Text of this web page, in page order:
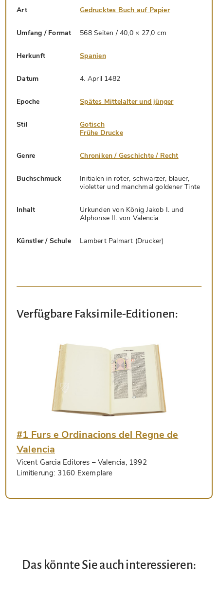
Art Gedrucktes Buch auf Papier
Umfang / Format 568 Seiten / 40,0 × 27,0 cm
Herkunft Spanien
Datum 4. April 1482
Epoche Spätes Mittelalter und jünger
Stil
Gotisch
Frühe Drucke
Genre Chroniken / Geschichte / Recht
Buchschmuck
Initialen in roter, schwarzer, blauer,
violetter und manchmal goldener Tinte
Inhalt
Urkunden von König Jakob I. und
Alphonse II. von Valencia
Künstler / Schule Lambert Palmart (Drucker)
Verfügbare Faksimile-Editionen:
#1 Furs e Ordinacions del Regne de
Valencia
Vicent Garcia Editores – Valencia, 1992
Limitierung: 3160 Exemplare
Das könnte Sie auch interessieren: